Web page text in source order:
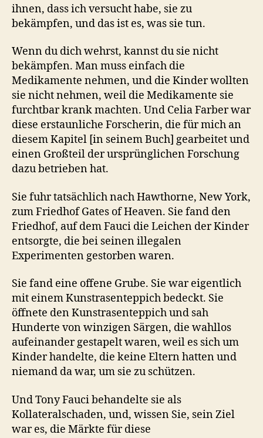
ihnen, dass ich versucht habe, sie zu
bekämpfen, und das ist es, was sie tun.
Wenn du dich wehrst, kannst du sie nicht
bekämpfen. Man muss einfach die
Medikamente nehmen, und die Kinder wollten
sie nicht nehmen, weil die Medikamente sie
furchtbar krank machten. Und Celia Farber war
diese erstaunliche Forscherin, die für mich an
diesem Kapitel [in seinem Buch] gearbeitet und
einen Großteil der ursprünglichen Forschung
dazu betrieben hat.
Sie fuhr tatsächlich nach Hawthorne, New York,
zum Friedhof Gates of Heaven. Sie fand den
Friedhof, auf dem Fauci die Leichen der Kinder
entsorgte, die bei seinen illegalen
Experimenten gestorben waren.
Sie fand eine offene Grube. Sie war eigentlich
mit einem Kunstrasenteppich bedeckt. Sie
öffnete den Kunstrasenteppich und sah
Hunderte von winzigen Särgen, die wahllos
aufeinander gestapelt waren, weil es sich um
Kinder handelte, die keine Eltern hatten und
niemand da war, um sie zu schützen.
Und Tony Fauci behandelte sie als
Kollateralschaden, und, wissen Sie, sein Ziel
war es, die Märkte für diese